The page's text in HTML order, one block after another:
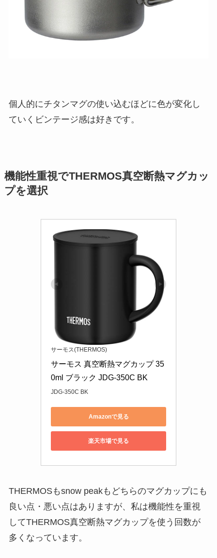
個人的にチタンマグの使い込むほどに色が変化し
ていくビンテージ感は好きです。
機能性重視でTHERMOS真空断熱マグカッ
プを選択
サーモス(THERMOS)
サーモス 真空断熱マグカップ 35
0ml ブラック JDG-350C BK
JDG-350C BK
Amazonで見る
楽天市場で見る
THERMOSもsnow peakもどちらのマグカップにも
良い点・悪い点はありますが、私は機能性を重視
してTHERMOS真空断熱マグカップを使う回数が
多くなっています。